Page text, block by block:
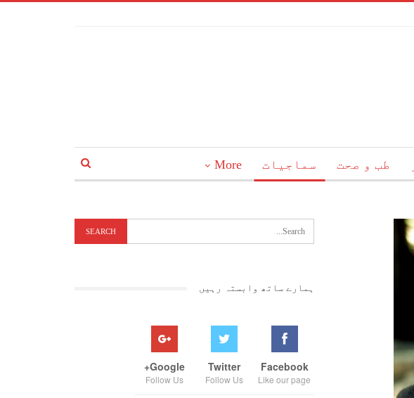
طب و صحت سماجیات More
ہمارے ساتھ وابستہ رہیں
Facebook
Like our page
Twitter
Follow Us
Google+
Follow Us